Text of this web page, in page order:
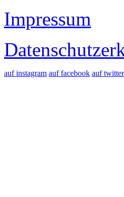
Impressum
auf instagram auf facebook auf twitter